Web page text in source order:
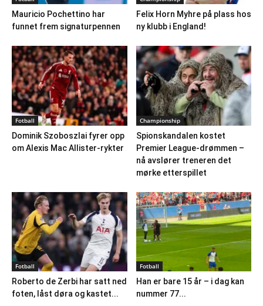
Mauricio Pochettino har
funnet frem signaturpennen
Felix Horn Myhre på plass hos
ny klubb i England!
Fotball
Dominik Szoboszlai fyrer opp
om Alexis Mac Allister-rykter
Championship
Spionskandalen kostet
Premier League-drømmen –
nå avslører treneren det
mørke etterspillet
Fotball
Roberto de Zerbi har satt ned
foten, låst døra og kastet...
Fotball
Han er bare 15 år – i dag kan
nummer 77...